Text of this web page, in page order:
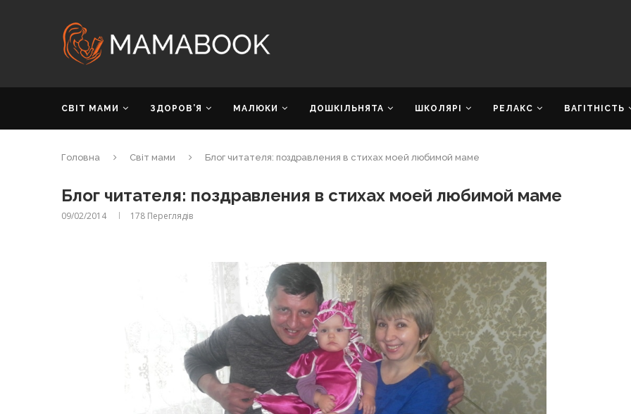
СВІТ МАМИ ЗДОРОВ’Я МАЛЮКИ ДОШКІЛЬНЯТА ШКОЛЯРІ РЕЛАКС ВАГІТНІСТЬ
Головна Світ мами Блог читателя: поздравления в стихах моей любимой маме
Блог читателя: поздравления в стихах моей любимой маме
09/02/2014 178 Переглядів